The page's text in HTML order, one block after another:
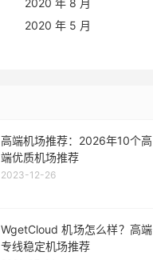
2020 年 8 月
2020 年 5 月
高端机场推荐：2026年10个高
端优质机场推荐
2023-12-26
WgetCloud 机场怎么样？高端
专线稳定机场推荐